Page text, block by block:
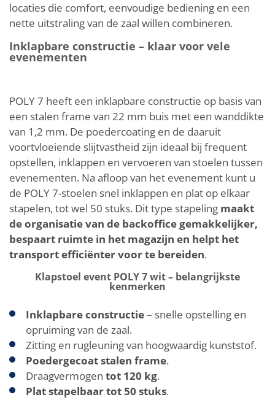
locaties die comfort, eenvoudige bediening en een
nette uitstraling van de zaal willen combineren.
Inklapbare constructie – klaar voor vele
evenementen
POLY 7 heeft een inklapbare constructie op basis van
een stalen frame van 22 mm buis met een wanddikte
van 1,2 mm. De poedercoating en de daaruit
voortvloeiende slijtvastheid zijn ideaal bij frequent
opstellen, inklappen en vervoeren van stoelen tussen
evenementen. Na afloop van het evenement kunt u
de POLY 7-stoelen snel inklappen en plat op elkaar
stapelen, tot wel 50 stuks. Dit type stapeling maakt
de organisatie van de backoffice gemakkelijker,
bespaart ruimte in het magazijn en helpt het
transport efficiënter voor te bereiden.
Klapstoel event POLY 7 wit – belangrijkste
kenmerken
Inklapbare constructie– snelle opstelling en
opruiming van de zaal.
Zitting en rugleuning van hoogwaardig kunststof.
Poedergecoat stalen frame.
Draagvermogen tot 120 kg.
Plat stapelbaar tot 50 stuks.